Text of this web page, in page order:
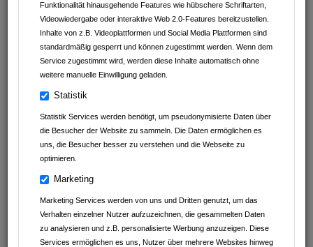
Funktionalität hinausgehende Features wie hübschere Schriftarten,
Videowiedergabe oder interaktive Web 2.0-Features bereitzustellen.
Inhalte von z.B. Videoplattformen und Social Media Plattformen sind
standardmäßig gesperrt und können zugestimmt werden. Wenn dem
Service zugestimmt wird, werden diese Inhalte automatisch ohne
weitere manuelle Einwilligung geladen.
Statistik
Statistik Services werden benötigt, um pseudonymisierte Daten über
die Besucher der Website zu sammeln. Die Daten ermöglichen es
uns, die Besucher besser zu verstehen und die Webseite zu
optimieren.
Marketing
Marketing Services werden von uns und Dritten genutzt, um das
Verhalten einzelner Nutzer aufzuzeichnen, die gesammelten Daten
zu analysieren und z.B. personalisierte Werbung anzuzeigen. Diese
Services ermöglichen es uns, Nutzer über mehrere Websites hinweg
Metallbauer/in
Erfahrungen in der Metallbearbeitung, Schweißtechnik und
Montage sind von Vorteil. Zu den Aufgaben gehören das
Herstellen, Montieren und Instandsetzen von